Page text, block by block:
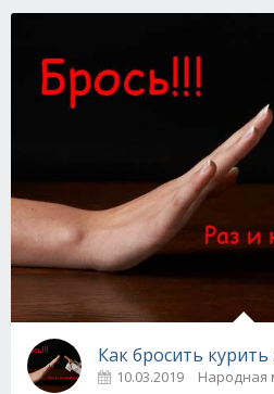
Как бросить
10.03.2019